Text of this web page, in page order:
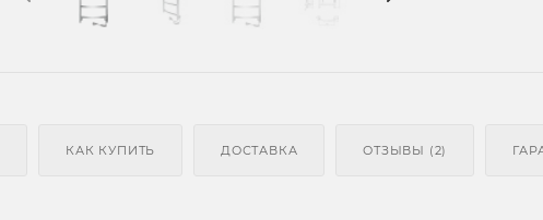
КАК КУПИТЬ ДОСТАВКА ОТЗЫВЫ (2)